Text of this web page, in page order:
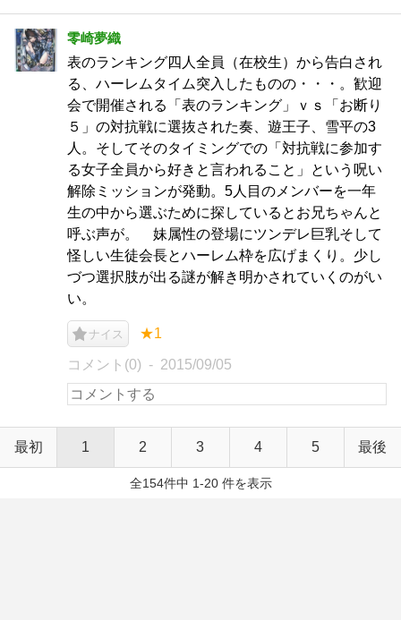
零崎夢織
表のランキング四人全員（在校生）から告白され
る、ハーレムタイム突入したものの・・・。歓迎
会で開催される「表のランキング」ｖｓ「お断り
５」の対抗戦に選抜された奏、遊王子、雪平の3
人。そしてそのタイミングでの「対抗戦に参加す
る女子全員から好きと言われること」という呪い
解除ミッションが発動。5人目のメンバーを一年
生の中から選ぶために探しているとお兄ちゃんと
呼ぶ声が。 妹属性の登場にツンデレ巨乳そして
怪しい生徒会長とハーレム枠を広げまくり。少し
づつ選択肢が出る謎が解き明かされていくのがい
い。
ナイス ★1
コメント(0) 2015/09/05
最初 1 2 3 4 5 最後
全154件中 1-20 件を表示